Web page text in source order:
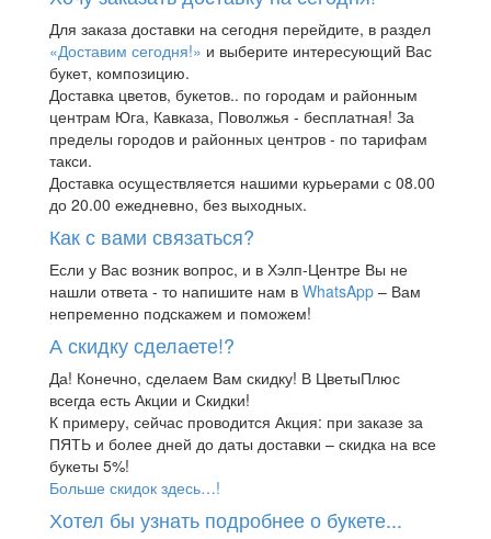
Для заказа доставки на сегодня перейдите, в раздел
«Доставим сегодня!» и выберите интересующий Вас
букет, композицию.
Доставка цветов, букетов.. по городам и районным
центрам Юга, Кавказа, Поволжья - бесплатная! За
пределы городов и районных центров - по тарифам
такси.
Доставка осуществляется нашими курьерами с 08.00
до 20.00 ежедневно, без выходных.
Как с вами связаться?
Если у Вас возник вопрос, и в Хэлп-Центре Вы не
нашли ответа - то напишите нам в WhatsApp – Вам
непременно подскажем и поможем!
А скидку сделаете!?
Да! Конечно, сделаем Вам скидку! В ЦветыПлюс
всегда есть Акции и Скидки!
К примеру, сейчас проводится Акция: при заказе за
ПЯТЬ и более дней до даты доставки – скидка на все
букеты 5%!
Больше скидок здесь…!
Хотел бы узнать подробнее о букете...